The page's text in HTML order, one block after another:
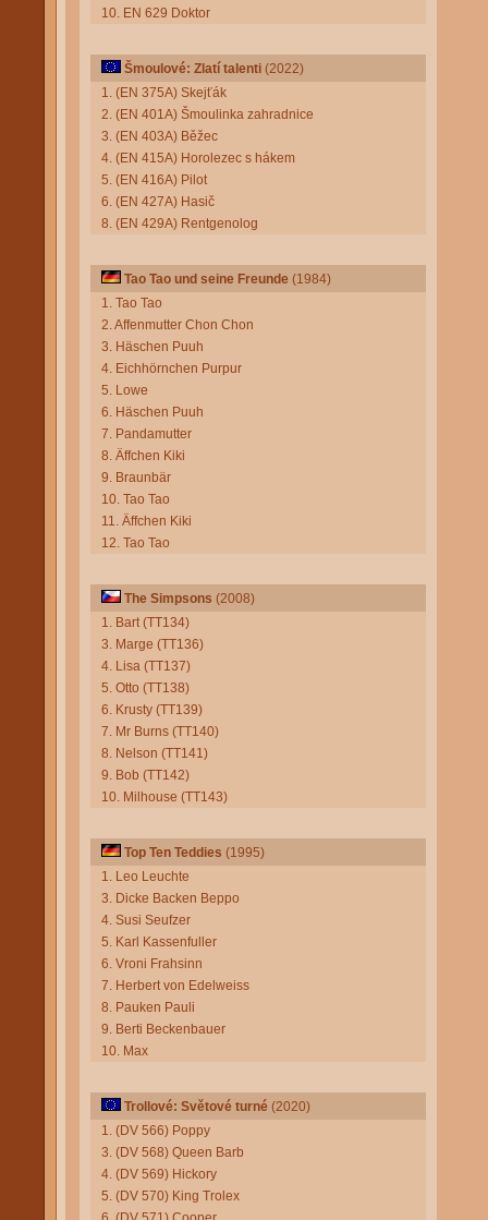
10. EN 629 Doktor
Šmoulové: Zlatí talenti (2022)
1. (EN 375A) Skejťák
2. (EN 401A) Šmoulinka zahradnice
3. (EN 403A) Běžec
4. (EN 415A) Horolezec s hákem
5. (EN 416A) Pilot
6. (EN 427A) Hasič
8. (EN 429A) Rentgenolog
Tao Tao und seine Freunde (1984)
1. Tao Tao
2. Affenmutter Chon Chon
3. Häschen Puuh
4. Eichhörnchen Purpur
5. Lowe
6. Häschen Puuh
7. Pandamutter
8. Äffchen Kiki
9. Braunbär
10. Tao Tao
11. Äffchen Kiki
12. Tao Tao
The Simpsons (2008)
1. Bart (TT134)
3. Marge (TT136)
4. Lisa (TT137)
5. Otto (TT138)
6. Krusty (TT139)
7. Mr Burns (TT140)
8. Nelson (TT141)
9. Bob (TT142)
10. Milhouse (TT143)
Top Ten Teddies (1995)
1. Leo Leuchte
3. Dicke Backen Beppo
4. Susi Seufzer
5. Karl Kassenfuller
6. Vroni Frahsinn
7. Herbert von Edelweiss
8. Pauken Pauli
9. Berti Beckenbauer
10. Max
Trollové: Světové turné (2020)
1. (DV 566) Poppy
3. (DV 568) Queen Barb
4. (DV 569) Hickory
5. (DV 570) King Trolex